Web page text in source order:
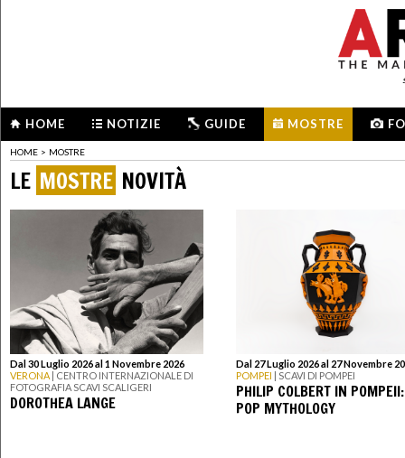
HOME NOTIZIE GUIDE MOSTRE
HOME > MOSTRE
LE MOSTRE NOVITÀ
Dal 30 Luglio 2026 al 1 Novembre 2026
VERONA | CENTRO INTERNAZIONALE DI
FOTOGRAFIA SCAVI SCALIGERI
DOROTHEA LANGE
Dal 27 Luglio 2026 al 27 Novembre
POMPEI | SCAVI DI POMPEI
PHILIP COLBERT IN POMPEII:
POP MYTHOLOGY